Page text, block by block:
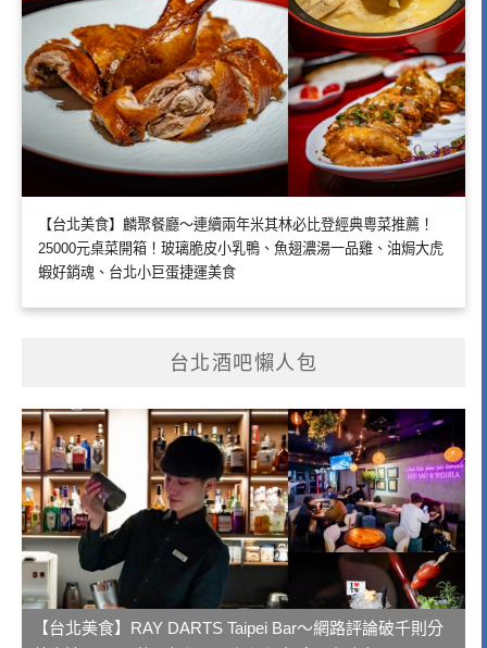
【台北美食】麟聚餐廳～連續兩年米其林必比登經典粵菜推薦！
25000元桌菜開箱！玻璃脆皮小乳鴨、魚翅濃湯一品雞、油焗大虎
蝦好銷魂、台北小巨蛋捷運美食
台北酒吧懶人包
【台北美食】RAY DARTS Taipei Bar～網路評論破千則分